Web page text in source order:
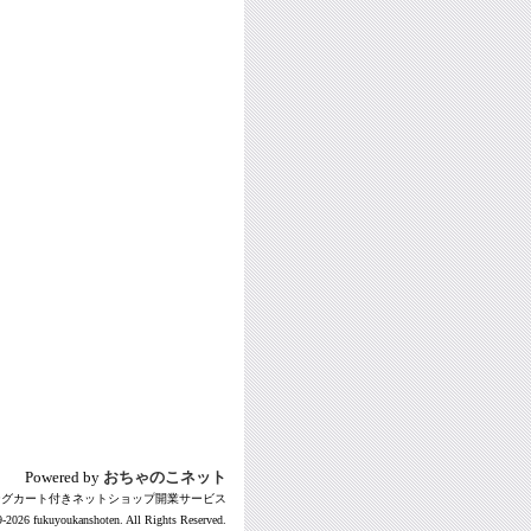
Powered by おちゃのこネット
カート付きネットショップ開業サービス
2026 fukuyoukanshoten. All Rights Reserved.